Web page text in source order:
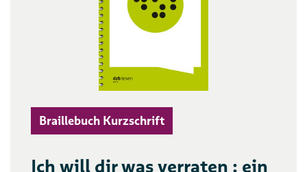
Braillebuch Kurzschrift
Ich will dir was verraten : ein